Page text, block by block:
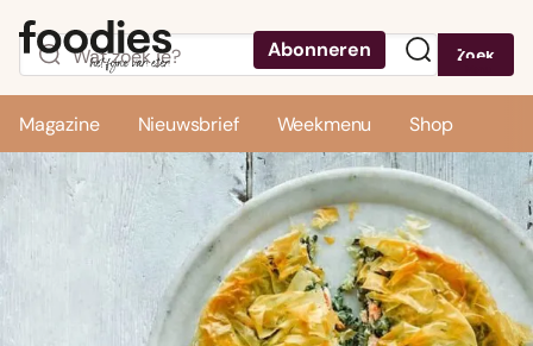
Abonneren Zoek
Magazine Nieuwsbrief Weekmenu Shop